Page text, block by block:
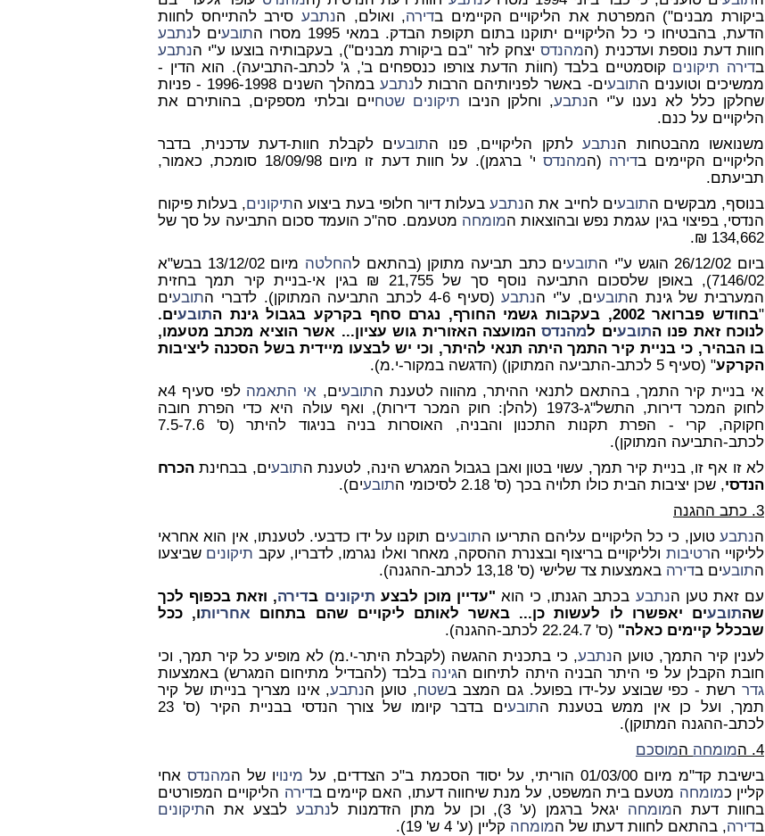
ביקורת מבנים") המפרטת את הליקויים הקיימים בדירה, ואולם, הנתבע סירב להתייחס לחוות
הדעת, בהבטיחו כי כל הליקויים יתוקנו בתום תקופת הבדק. במאי 1995 מסרו ה
תובעים לנתבע
חוות דעת נוספת ועדכנית (המהנדסיצחק לזר "בם ביקורת מבנים"), בעקבותיה בוצעו ע"י הנתבע
בדירה תיקונים קוסמטיים בלבד (חווֹת הדעת צורפו כנספחים ב', ג' לכתב-התביעה). הוא הדין -
ממשיכים וטוענים התובעים- באשר לפניותיהם הרבות לנתבע
במהלך השנים 1996-1998 - פניות
שחלקן כלל לא נענו ע"י הנתבע, וחלקן הניבו תיקונים שטחיים ובלתי מספקים, בהותירם את
הליקויים על כנם.
משנואשו מהבטחות הנתבע לתקן הליקויים, פנו התובעים לקבלת חוות-דעת עדכנית, בדבר
הליקויים הקיימים בדירה (המהנדס
י' ברגמן). על חוות דעת זו מיום 18/09/98 סומכת, כאמור,
תביעתם.
בנוסף, מבקשים התובעים לחייב את הנתבעבעלות דיור חלופי בעת ביצוע התיקונים, בעלות פיקוח
הנדסי, בפיצוי בגין עגמת נפש ובהוצאות המומחה מטעמם. סה"כ הועמד סכום התביעה על סך של
134,662 ₪.
ביום 26/12/02 הוגש ע"י ה
תובעים כתב תביעה מתוקן (בהתאם להחלטה
מיום 13/12/02 בבש"א
7146/02), באופן שלסכום התביעה נוסף סך של 21,755 ₪ בגין אי-בניית קיר תמך בחזית
המערבית של גינת התובעים, ע"י הנתבע(סעיף 4-6 לכתב התביעה המתוקן). לדברי ה תובעים
"בחודש פברואר 2002, בעקבות גשמי החורף, נגרם סחף בקרקע בגבול גינת ה תובעים.
לנוכח זאת פנו התובעים למהנדסהמועצה האזורית גוש עציון... אשר הוציא מכתב מטעמו,
בו הבהיר, כי בניית קיר התמך היתה תנאי להיתר, וכי יש לבצעו מיידית בשל הסכנה ליציבות
הקרקע" (סעיף 5 לכתב-התביעה המתוקן) (הדגשה במקור-י.מ).
אי בניית קיר התמך, בהתאם לתנאי ההיתר, מהווה לטענת התובעים, אי התאמה
לפי סעיף 4א
לחוק המכר דירות, התשל"ג-1973 (להלן: חוק המכר דירות), ואף עולה היא כדי הפרת חובה
חקוקה, קרי - הפרת תקנות התכנון והבניה, האוסרות בניה בניגוד להיתר (ס' 7.5-7.6
לכתב-התביעה המתוקן).
לא זו אף זו, בניית קיר תמך, עשוי בטון ואבן בגבול המגרש הינה, לטענת התובעים, בבחינת הכרח
הנדסי, שכן יציבות הבית כולו תלויה בכך (ס' 2.18 לסיכומי ה תובעים).
3. כתב ההגנה
הנתבעטוען, כי כל הליקויים עליהם התריעו התובעים תוקנו על ידו כדבעי. לטענתו, אין הוא אחראי
לליקויי הרטיבות ולליקויים בריצוף ובצנרת ההסקה, מאחר ואלו נגרמו, לדבריו, עקב תיקונים שביצעו
התובעים בדירה באמצעות צד שלישי (ס' 13,18 לכתב-ההגנה).
עם זאת טען הנתבע בכתב הגנתו, כי הוא "עדיין מוכן לבצע תיקונים בדירה, וזאת בכפוף לכך
שהתובעים יאפשרו לו לעשות כן... באשר לאותם ליקויים שהם בתחום אחריותו, ככל
שבכלל קיימים כאלה" (ס' 22.24.7 לכתב-ההגנה).
לענין קיר התמך, טוען הנתבע, כי בתכנית ההגשה (לקבלת היתר-י.מ) לא מופיע כל קיר תמך, וכי
חובת הקבלן על פי היתר הבניה היתה לתיחום הגינה בלבד (להבדיל מתיחום המגרש) באמצעות
גדר רשת - כפי שבוצע על-ידו בפועל. גם המצב בשטח, טוען הנתבע, אינו מצריך בנייתו של קיר
תמך, ועל כן אין ממש בטענת התובע
ים בדבר קיומו של צורך הנדסי בבניית הקיר (ס' 23
לכתב-ההגנה המתוקן).
4. ה
מומחה המוסכם
בישיבת קד"מ מיום 01/03/00 הוריתי, על יסוד הסכמת ב"כ הצדדים, על
מינויו של המהנדסאחי
קליין כמומחה מטעם בית המשפט, על מנת שיחווה דעתו, האם קיימים בדירה הליקויים המפורטים
בחוות דעת המומחה יגאל ברגמן (ע' 3), וכן על מתן הזדמנות ל נתבע לבצע את התיקונים
בדירה, בהתאם לחוות דעתו של המומחה קליין (ע' 4 ש' 19).